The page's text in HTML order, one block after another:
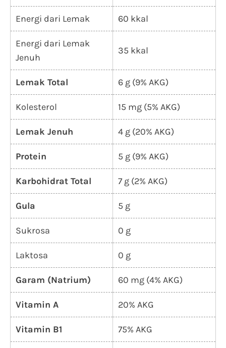
Energi dari Lemak 60 kkal
Energi dari Lemak
Jenuh
35 kkal
Lemak Total 6 g (9% AKG)
Kolesterol 15 mg (5% AKG)
Lemak Jenuh 4 g (20% AKG)
Protein 5 g (9% AKG)
Karbohidrat Total 7 g (2% AKG)
Gula 5 g
Sukrosa 0 g
Laktosa 0 g
Garam (Natrium) 60 mg (4% AKG)
Vitamin A 20% AKG
Vitamin B1 75% AKG